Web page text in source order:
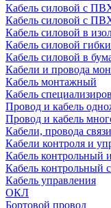
Кабель силовой с
Кабель силовой с
Кабель силовой в
Кабель силовой
Кабель силовой в
Кабели и провода
Кабель монтажный
Кабель
Провод и кабель
Провод и кабель
Кабели, провода
Кабели контроля и
Кабель контрольный
Кабель контрольный
Кабель управления
ОКЛ
Бортовой провод